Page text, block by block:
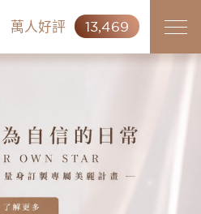
萬人好評 13,469